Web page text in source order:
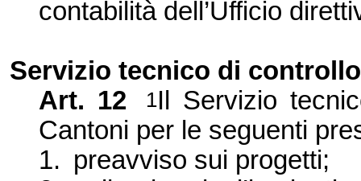
contabilità dell’Ufficio
Servizio tecnico di controllo
Art. 12
1Il Servizio
Cantoni per le seguenti
1. preavviso sui progetti;